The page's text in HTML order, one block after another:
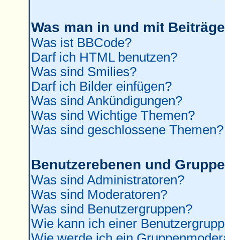
Was man in und mit
Was ist BBCode?
Darf ich HTML benutzen?
Was sind Smilies?
Darf ich Bilder einfügen?
Was sind Ankündigungen?
Was sind Wichtige Themen?
Was sind geschlossene Themen?
Benutzerebenen und
Was sind Administratoren?
Was sind Moderatoren?
Was sind Benutzergruppen?
Wie kann ich einer